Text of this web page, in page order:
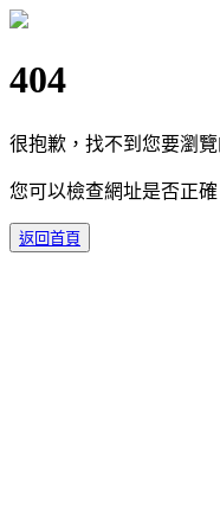
404
很抱歉，找不到您要瀏
您可以檢查網址是否正
返回首頁